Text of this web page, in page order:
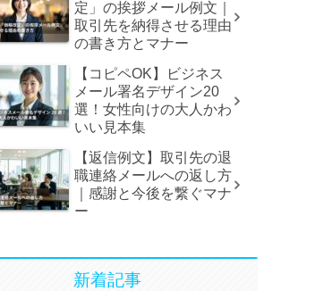
定」の挨拶メール例文｜
取引先を納得させる理由
の書き方とマナー
【コピペOK】ビジネス
メール署名デザイン20
選！女性向けの大人かわ
いい見本集
【返信例文】取引先の退
職連絡メールへの返し方
｜感謝と今後を繋ぐマナ
ー
新着記事